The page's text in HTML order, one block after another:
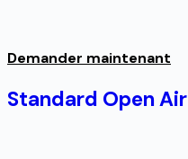
Demander maintenant
Standard Open Air